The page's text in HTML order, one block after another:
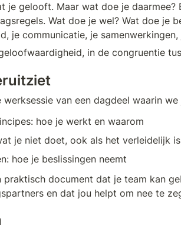
je gelooft. Maar wat doe je
Wat doe je wel? Wat doe je
je communicatie, je samenwerkingen,
in de congruentie
werksessie van een dagdeel waarin
hoe je werkt en waarom
je niet doet, ook als het verleidelijk is
hoe je beslissingen neemt
praktisch document dat je team kan
en dat jou helpt om nee te